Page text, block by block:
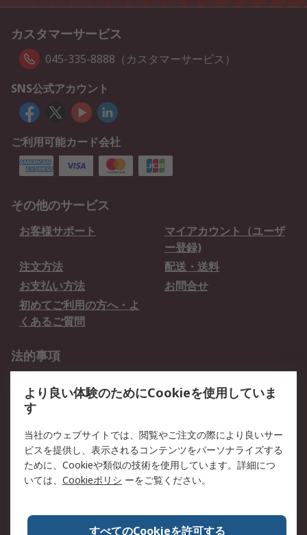
カスタマーサービス
045-335-8888（カスタマーサービス）
SNS公式アカウント
ご利用可能カード会社
その他のサービス
お客様サポート
マイアカウント（ユーザ
ー登録)
注文方法
配送・送料
お支払い方法
お問合せ
初めてご利用の方へ・よ
くあるご質問
法的事項
クッキーポリシー
RSについて
会社概要
採用情報
プレスリリース＆お知ら
コーポレートサイト
全世界のRS
RSの歴史
より良い体験のためにCookieを使用していま
す
当社のウェブサイトでは、閲覧やご注文の際により良いサー
ビスを提供し、表示されるコンテンツをパーソナライズする
ために、Cookieや類似の技術を使用しています。詳細につ
いては、 Cookieポリシ ーをご覧ください。
すべてのCookieを許可する